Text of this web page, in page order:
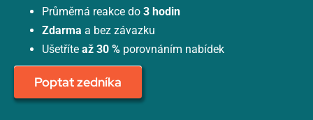
Průměrná reakce do 3 hodin
Zdarma a bez závazku
Ušetříte až 30 %porovnáním nabídek
Poptat zedníka